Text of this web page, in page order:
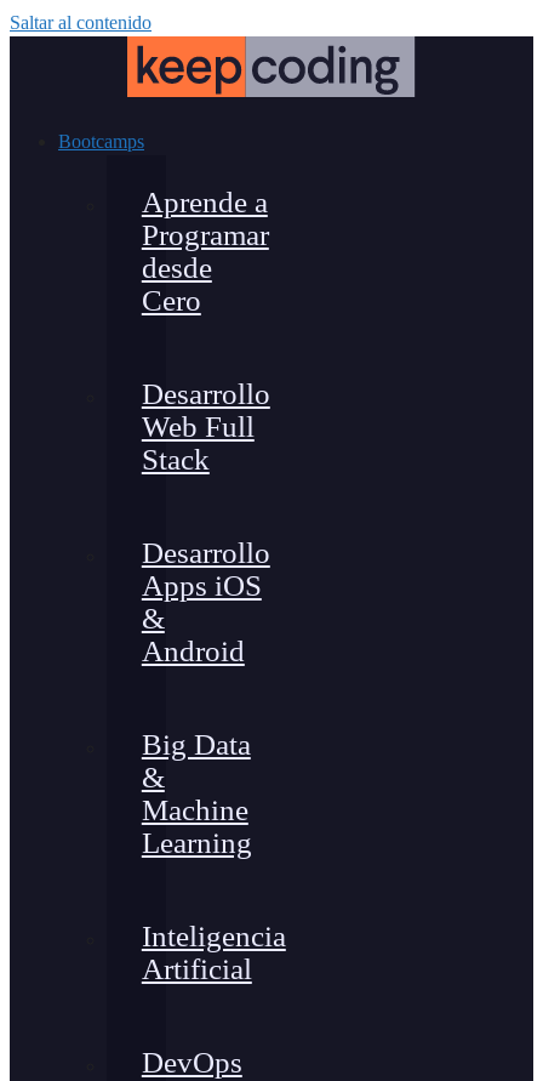
Saltar al contenido
Bootcamps
Aprende a
Programar
desde
Cero
Desarrollo
Web Full
Stack
Desarrollo
Apps iOS
&
Android
Big Data
&
Machine
Learning
Inteligencia
Artificial
DevOps